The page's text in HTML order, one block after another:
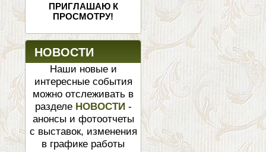
ПРИГЛАШАЮ К
ПРОСМОТРУ!
НОВОСТИ
Наши новые и
интересные события
можно отслеживать в
разделе НОВОСТИ -
анонсы и фотоотчеты
с выставок, изменения
в графике работы